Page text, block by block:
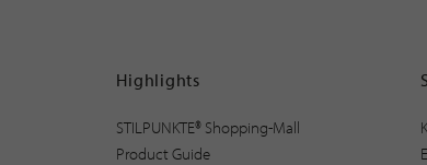
Highlights
STILPUNKTE® Shopping-Mall
Product Guide